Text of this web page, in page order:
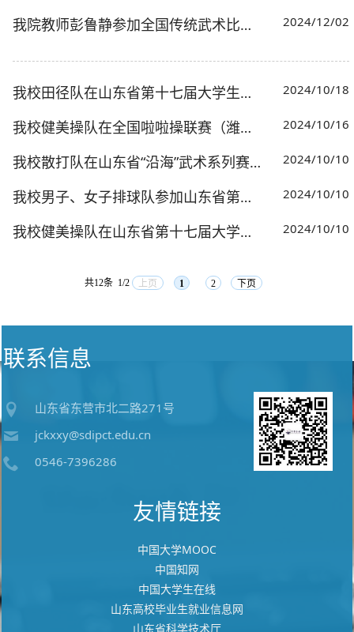
我院教师彭鲁静参加全国传统武术比赛执裁工作 2024/12/02
我校田径队在山东省第十七届大学生运动会田径比赛中获佳绩 2024/10/18
我校健美操队在全国啦啦操联赛（潍坊站）比赛中荣获两金两银 2024/10/16
我校散打队在山东省“沿海”武术系列赛暨山东省武术散打搏击公开赛中获佳绩 2024/10/10
我校男子、女子排球队参加山东省第十七届大学生运动会排球比赛获佳绩 2024/10/10
我校健美操队在山东省第十七届大学生运动会健美操（啦啦操）比赛中获佳绩 2024/10/10
共12条 1/2 上页 1 2 下页
友情链接
山东省科学技术厅
山东高校毕业生就业信息网
中国大学生在线
中国知网
中国大学MOOC
联系信息
山东省东营市北二路271号
jckxxy@sdipct.edu.cn
0546-7396286